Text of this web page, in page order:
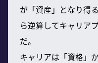
が「資産」となり得
ら逆算してキャリア
だ。
キャリアは「資格」